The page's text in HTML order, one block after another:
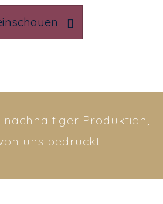
nachhaltiger Produktion,
uns bedruckt.